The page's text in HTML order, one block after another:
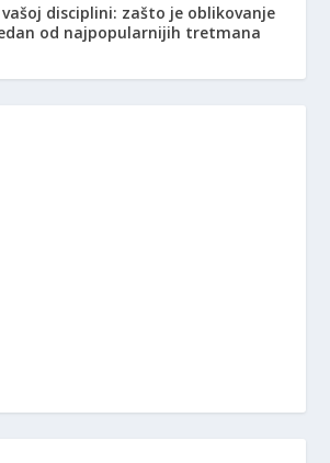
disciplini: zašto je oblikovanje
od najpopularnijih tretmana